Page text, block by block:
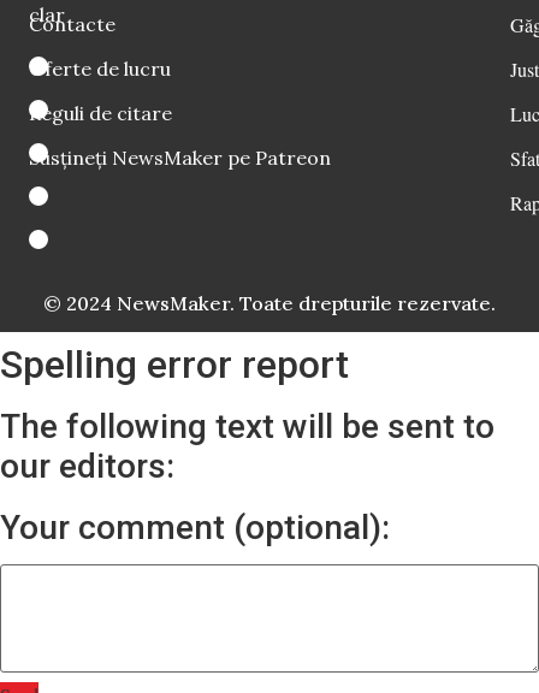
clar
Contacte
Oferte de lucru
Reguli de citare
Susțineți NewsMaker pe Patreon
© 2024 NewsMaker. Toate drepturile rezervate.
Spelling error report
The following text will be sent to
our editors:
Your comment (optional):